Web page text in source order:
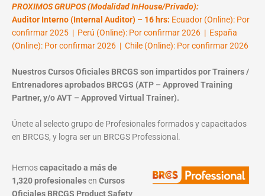
PROXIMOS GRUPOS (Modalidad InHouse/Privado):
Auditor Interno (Internal Auditor) – 16 hrs: Ecuador (Online): Por
confirmar 2025 | Perú (Online): Por confirmar 2026 | España
(Online): Por confirmar 2026 | Chile (Online): Por confirmar 2026
Nuestros Cursos Oficiales BRCGS son impartidos por Trainers /
Entrenadores aprobados BRCGS (ATP – Approved Training
Partner, y/o AVT – Approved Virtual Trainer).
Únete al selecto grupo de Profesionales formados y capacitados
en BRCGS, y logra ser un BRCGS Professional.
Hemoscapacitado a más de
1,320 profesionalesen Cursos
Oficiales BRCGS Product Safety